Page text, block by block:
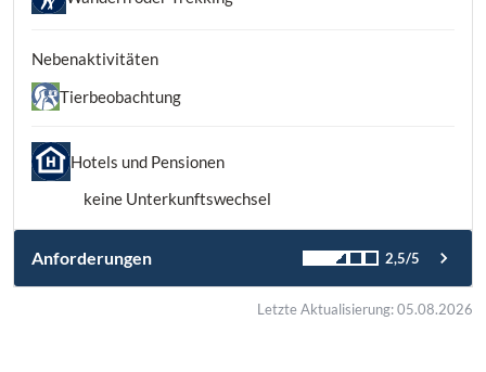
Nebenaktivitäten
Tierbeobachtung
Hotels und Pensionen
keine Unterkunftswechsel
Anforderungen 2,5/5
Letzte Aktualisierung: 05.08.2026